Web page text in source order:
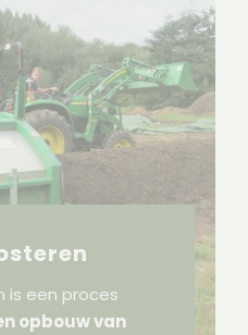
is een proces
opbouw van